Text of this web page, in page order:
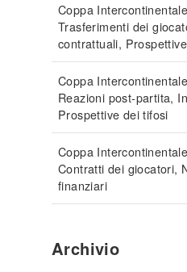
Coppa
Trasferimenti dei
contrattuali,
Coppa
Reazioni post-partita,
Prospettive dei tifosi
Coppa
Contratti dei giocatori,
finanziari
Archivio